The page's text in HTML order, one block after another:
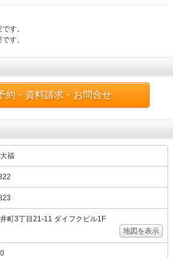
す。
す。
約・資料請求・お問合せ
福
町3丁目21-11 ダイフクビル1F
地図を表示